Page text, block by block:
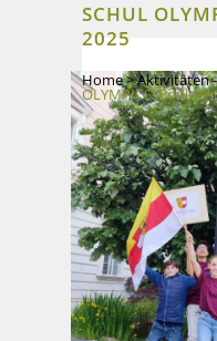
SCHUL
2025
Home>Aktivitäten
OLYMPICS: